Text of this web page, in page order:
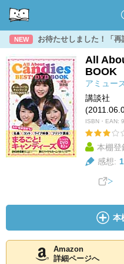
NEW お待たせしました！「再
All
BOOK
アミュー
講談社
ISBN・EAN:
本棚登
感想: 1
本
Amazon
詳細ページへ